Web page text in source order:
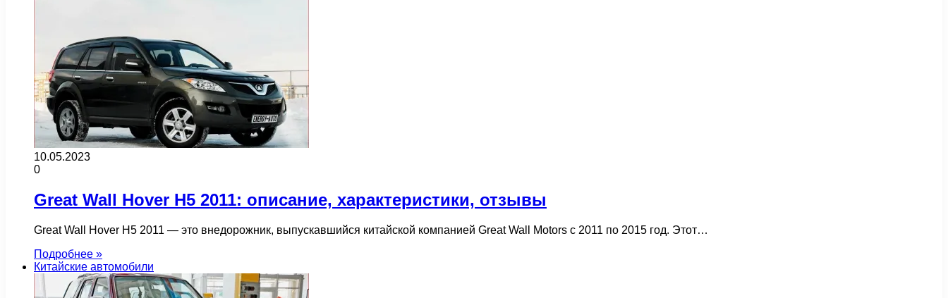
10.05.2023
0
Great Wall Hover H5 2011: описание, характеристики, отзывы
Great Wall Hover H5 2011 — это внедорожник, выпускавшийся китайской компанией Great Wall Motors с 2011 по 2015 год. Этот…
Подробнее »
Китайские автомобили